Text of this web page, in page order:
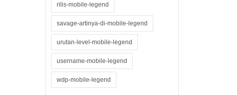
rilis-mobile-legend
savage-artinya-di-mobile-legend
urutan-level-mobile-legend
username-mobile-legend
wdp-mobile-legend